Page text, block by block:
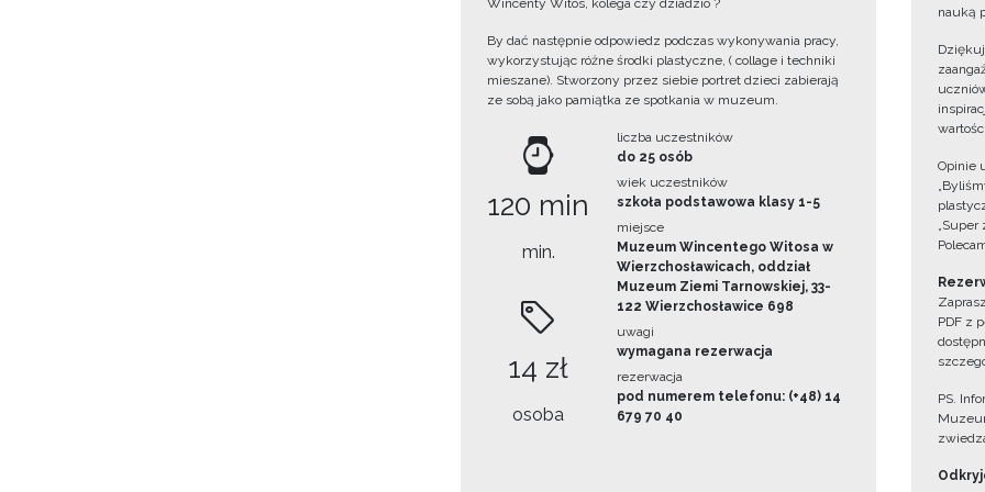
Wincenty Witos, kolega czy dziadzio ?
By dać następnie odpowiedz podczas wykonywania pracy,
wykorzystując różne środki plastyczne, ( collage i techniki
mieszane). Stworzony przez siebie portret dzieci zabierają
ze sobą jako pamiątka ze spotkania w muzeum.
120 min
min.
14 zł
osoba
liczba uczestników
do 25 osób
wiek uczestników
szkoła podstawowa klasy 1-5
miejsce
Muzeum Wincentego Witosa w
Wierzchosławicach, oddział
Muzeum Ziemi Tarnowskiej, 33-
122 Wierzchosławice 698
uwagi
wymagana rezerwacja
rezerwacja
pod numerem telefonu: (+48) 14
679 70 40
nauką
Opinie
„Super
PDF z
PS.